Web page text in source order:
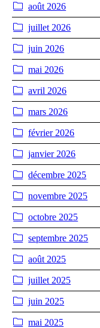
août 2026
juillet 2026
juin 2026
mai 2026
avril 2026
mars 2026
février 2026
janvier 2026
décembre 2025
novembre 2025
octobre 2025
septembre 2025
août 2025
juillet 2025
juin 2025
mai 2025